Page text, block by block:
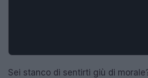
Sei stanco di sentirti giù di